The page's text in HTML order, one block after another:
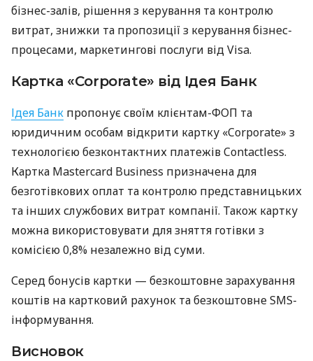
бізнес-залів, рішення з керування та контролю
витрат, знижки та пропозиції з керування бізнес-
процесами, маркетингові послуги від Visa.
Картка «Corporate» від Ідея Банк
Ідея Банк пропонує своїм клієнтам-ФОП та
юридичним особам відкрити картку «Corporate» з
технологією безконтактних платежів Contactless.
Картка Mastercard Business призначена для
безготівкових оплат та контролю представницьких
та інших службових витрат компанії. Також картку
можна використовувати для зняття готівки з
комісією 0,8% незалежно від суми.
Серед бонусів картки — безкоштовне зарахування
коштів на картковий рахунок та безкоштовне SMS-
інформування.
Висновок